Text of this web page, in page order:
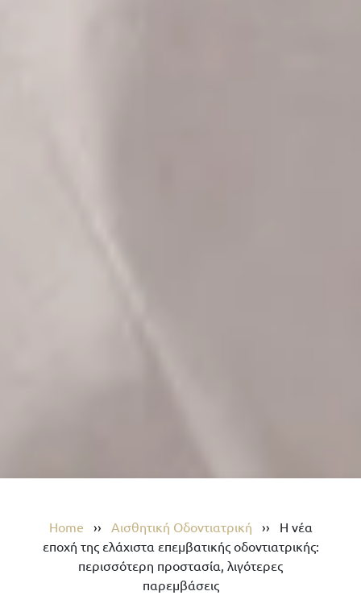
Home ›› Αισθητική Οδοντιατρική ›› Η νέα
εποχή της ελάχιστα επεμβατικής οδοντιατρικής:
περισσότερη προστασία, λιγότερες
παρεμβάσεις